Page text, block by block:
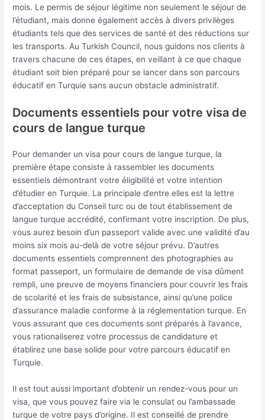
mois. Le permis de séjour légitime non seulement le séjour de
l’étudiant, mais donne également accès à divers privilèges
étudiants tels que des services de santé et des réductions sur
les transports. Au Turkish Council, nous guidons nos clients à
travers chacune de ces étapes, en veillant à ce que chaque
étudiant soit bien préparé pour se lancer dans son parcours
éducatif en Turquie sans aucun obstacle administratif.
Documents essentiels pour votre visa de
cours de langue turque
Pour demander un visa pour cours de langue turque, la
première étape consiste à rassembler les documents
essentiels démontrant votre éligibilité et votre intention
d’étudier en Turquie. La principale d’entre elles est la lettre
d’acceptation du Conseil turc ou de tout établissement de
langue turque accrédité, confirmant votre inscription. De plus,
vous aurez besoin d’un passeport valide avec une validité d’au
moins six mois au-delà de votre séjour prévu. D’autres
documents essentiels comprennent des photographies au
format passeport, un formulaire de demande de visa dûment
rempli, une preuve de moyens financiers pour couvrir les frais
de scolarité et les frais de subsistance, ainsi qu’une police
d’assurance maladie conforme à la réglementation turque. En
vous assurant que ces documents sont préparés à l’avance,
vous rationaliserez votre processus de candidature et
établirez une base solide pour votre parcours éducatif en
Turquie.
Il est tout aussi important d’obtenir un rendez-vous pour un
visa, que vous pouvez faire via le consulat ou l’ambassade
turque de votre pays d’origine. Il est conseillé de prendre